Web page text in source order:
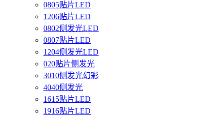
0805贴片LED
1206贴片LED
0802侧发光LED
0807贴片LED
1204侧发光LED
020贴片侧发光
3010侧发光幻彩
4040侧发光
1615贴片LED
1916贴片LED